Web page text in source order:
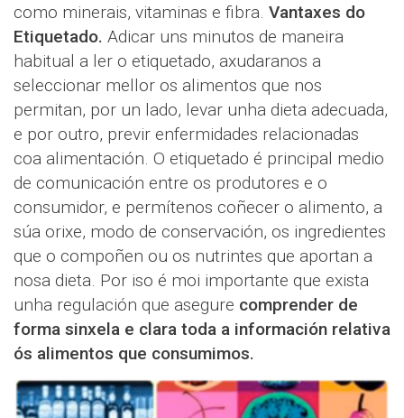
como minerais, vitaminas e fibra. Vantaxes do
Etiquetado. Adicar uns minutos de maneira
habitual a ler o etiquetado, axudaranos a
seleccionar mellor os alimentos que nos
permitan, por un lado, levar unha dieta adecuada,
e por outro, previr enfermidades relacionadas
coa alimentación. O etiquetado é principal medio
de comunicación entre os produtores e o
consumidor, e permítenos coñecer o alimento, a
súa orixe, modo de conservación, os ingredientes
que o compoñen ou os nutrintes que aportan a
nosa dieta. Por iso é moi importante que exista
unha regulación que asegure comprender de
forma sinxela e clara toda a información relativa
ós alimentos que consumimos.